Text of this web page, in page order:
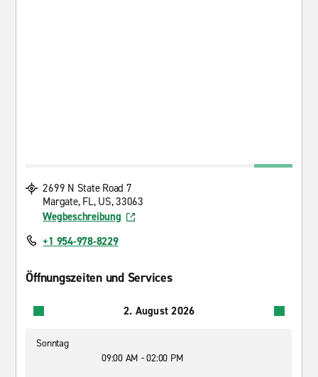
2699 N State Road 7
Margate, FL, US, 33063
Wegbeschreibung
+1 954-978-8229
Öffnungszeiten und Services
2. August 2026
Sonntag
09:00 AM - 02:00 PM